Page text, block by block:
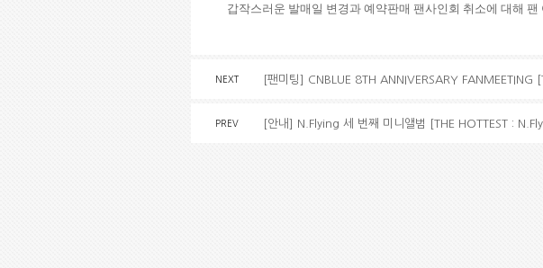
갑작스러운 발매일 변경과 예약판매 팬사인회 취소에 대해
NEXT [팬미팅] CNBLUE 8TH ANNIVERSARY FANMEETING
PREV [안내] N.Flying 세 번째 미니앨범 [THE HOTTEST :